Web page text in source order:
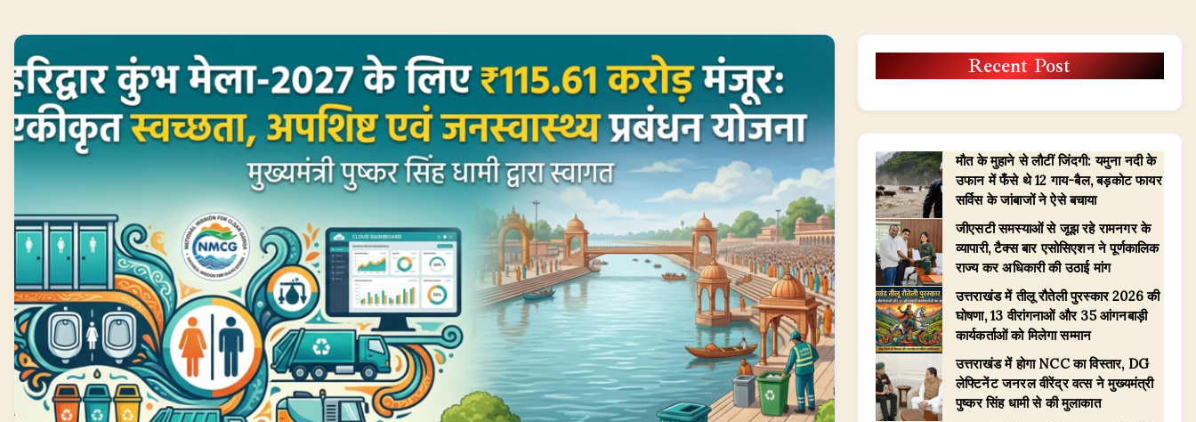
Recent Post
मौत के मुहाने से लौटीं जिंदगी: यमुना नदी के
उफान में फँसे थे 12 गाय-बैल, बड़कोट फायर
सर्विस के जांबाजों ने ऐसे बचाया
जीएसटी समस्याओं से जूझ रहे रामनगर के
व्यापारी, टैक्स बार एसोसिएशन ने पूर्णकालिक
राज्य कर अधिकारी की उठाई मांग
उत्तराखंड में तीलू रौतेली पुरस्कार 2026 की
घोषणा, 13 वीरांगनाओं और 35 आंगनबाड़ी
कार्यकर्ताओं को मिलेगा सम्मान
उत्तराखंड में होगा NCC का विस्तार, DG
लेफ्टिनेंट जनरल वीरेंद्र वत्स ने मुख्यमंत्री
पुष्कर सिंह धामी से की मुलाकात